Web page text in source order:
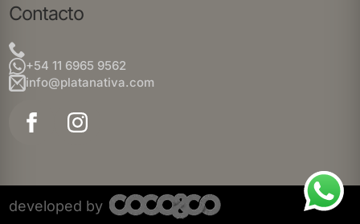
Contacto
+54 11 6965 9562
info@platanativa.com
developed by